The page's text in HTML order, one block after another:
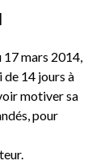
mars 2014,
14 jours à
motiver sa
pour